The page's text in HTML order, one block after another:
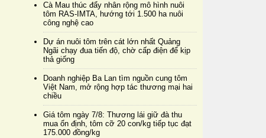
Cà Mau thúc đẩy nhân rộng mô hình nuôi
tôm RAS-IMTA, hướng tới 1.500 ha nuôi
công nghệ cao
Dự án nuôi tôm trên cát lớn nhất Quảng
Ngãi chạy đua tiến độ, chờ cấp điện để kịp
thả giống
Doanh nghiệp Ba Lan tìm nguồn cung tôm
Việt Nam, mở rộng hợp tác thương mại hai
chiều
Giá tôm ngày 7/8: Thương lái giữ đà thu
mua ổn định, tôm cỡ 20 con/kg tiếp tục đạt
175.000 đồng/kg